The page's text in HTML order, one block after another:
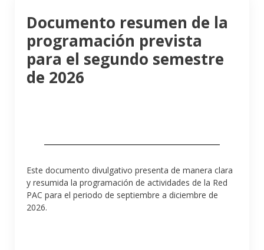
Documento resumen de la
programación prevista
para el segundo semestre
de 2026
Este documento divulgativo presenta de manera clara
y resumida la programación de actividades de la Red
PAC para el periodo de septiembre a diciembre de
2026.